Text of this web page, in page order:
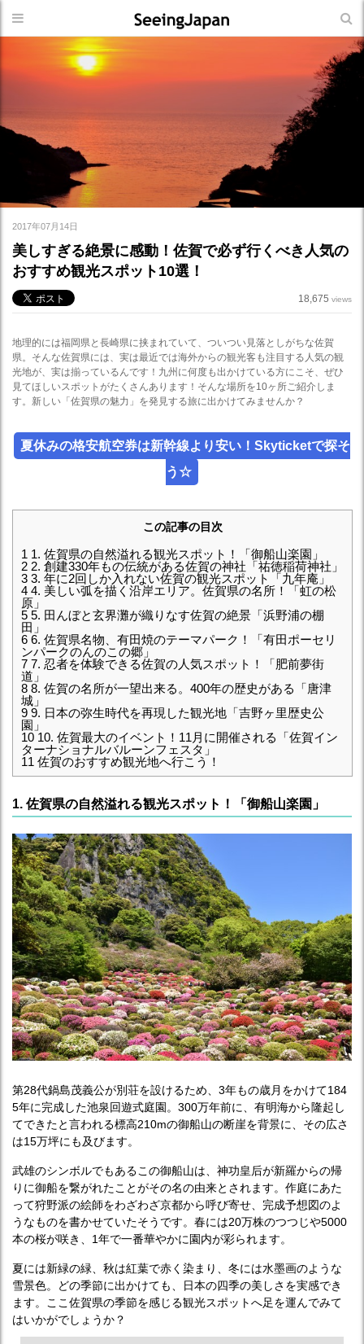
2017年07月14日
美しすぎる絶景に感動！佐賀で必ず行くべき人気の
おすすめ観光スポット10選！
18,675 views
地理的には福岡県と長崎県に挟まれていて、ついつい見落としがちな佐賀
県。そんな佐賀県には、実は最近では海外からの観光客も注目する人気の観
光地が、実は揃っているんです！九州に何度も出かけている方にこそ、ぜひ
見てほしいスポットがたくさんあります！そんな場所を10ヶ所ご紹介しま
す。新しい「佐賀県の魅力」を発見する旅に出かけてみませんか？
夏休みの格安航空券は新幹線より安い！Skyticketで探そ
う☆
この記事の目次
1 1. 佐賀県の自然溢れる観光スポット！「御船山楽園」
2 2. 創建330年もの伝統がある佐賀の神社「祐徳稲荷神社」
3 3. 年に2回しか入れない佐賀の観光スポット「九年庵」
4 4. 美しい弧を描く沿岸エリア。佐賀県の名所！「虹の松
原」
5 5. 田んぼと玄界灘が織りなす佐賀の絶景「浜野浦の棚
田」
6 6. 佐賀県名物、有田焼のテーマパーク！「有田ポーセリ
ンパークのんのこの郷」
7 7. 忍者を体験できる佐賀の人気スポット！「肥前夢街
道」
8 8. 佐賀の名所が一望出来る。400年の歴史がある「唐津
城」
9 9. 日本の弥生時代を再現した観光地「吉野ヶ里歴史公
園」
10 10. 佐賀最大のイベント！11月に開催される「佐賀イン
ターナショナルバルーンフェスタ」
11 佐賀のおすすめ観光地へ行こう！
1. 佐賀県の自然溢れる観光スポット！「御船山楽園」
第28代鍋島茂義公が別荘を設けるため、3年もの歳月をかけて184
5年に完成した池泉回遊式庭園。300万年前に、有明海から隆起し
てできたと言われる標高210mの御船山の断崖を背景に、その広さ
は15万坪にも及びます。
武雄のシンボルでもあるこの御船山は、神功皇后が新羅からの帰
りに御船を繋がれたことがその名の由来とされます。作庭にあた
って狩野派の絵師をわざわざ京都から呼び寄せ、完成予想図のよ
うなものを書かせていたそうです。春には20万株のつつじや5000
本の桜が咲き、1年で一番華やかに園内が彩られます。
夏には新緑の緑、秋は紅葉で赤く染まり、冬には水墨画のような
雪景色。どの季節に出かけても、日本の四季の美しさを実感でき
ます。ここ佐賀県の季節を感じる観光スポットへ足を運んでみて
はいかがでしょうか？